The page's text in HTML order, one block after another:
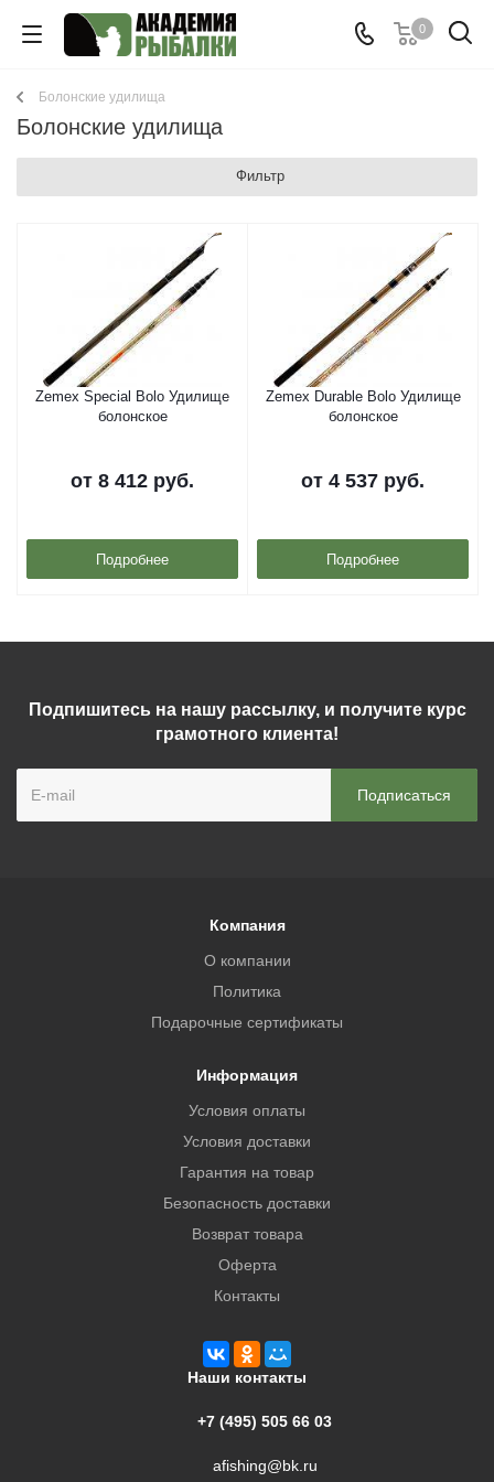
0
Болонские удилища
Болонские удилища
Фильтр
Zemex Special Bolo Удилище
болонское
от 8 412 руб.
Подробнее
Zemex Durable Bolo Удилище
болонское
от 4 537 руб.
Подробнее
Подпишитесь на нашу рассылку, и получите курс
грамотного клиента!
Компания
О компании
Политика
Подарочные сертификаты
Информация
Условия оплаты
Условия доставки
Гарантия на товар
Безопасность доставки
Возврат товара
Оферта
Контакты
Наши контакты
+7 (495) 505 66 03
afishing@bk.ru